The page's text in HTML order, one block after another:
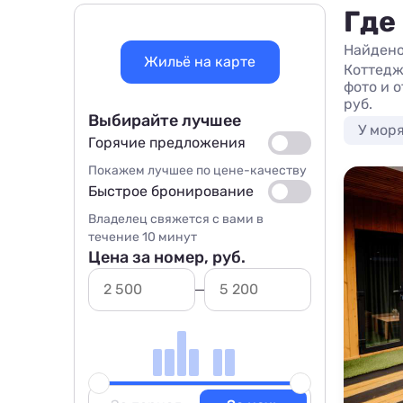
Где
фото и
руб.
У моря
Жильё на карте
Выбирайте лучшее
Горячие предложения
Покажем лучшее по цене-качеству
Быстрое бронирование
Владелец свяжется с вами в
течение 10 минут
Цена за номер, руб.